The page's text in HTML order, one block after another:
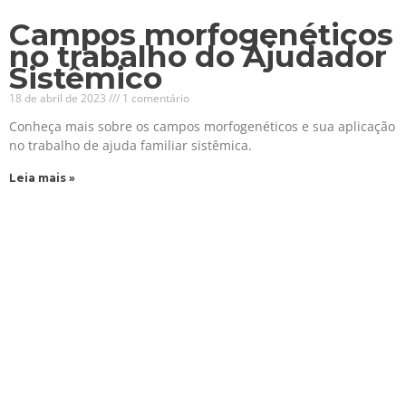
Campos morfogenéticos
no trabalho do Ajudador
Sistêmico
18 de abril de 2023 1 comentário
Conheça mais sobre os campos morfogenéticos e sua aplicação
no trabalho de ajuda familiar sistêmica.
Leia mais »